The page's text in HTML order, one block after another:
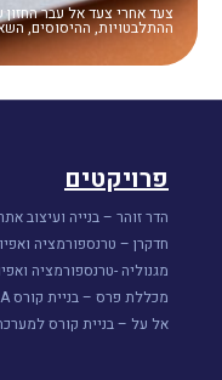
צעד אחרי צעד אל עבר
ההתלבטויות, ההיסוסים,
פרויקטים
הדר זוהר – בנייה ועיצוב
חדקרן – טרנספורמציה
מגנוליה -טרנספורמציה
מכללת פרס – בניית קורס MBA
אל על – בניית קורס